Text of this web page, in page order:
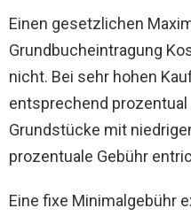
Einen gesetzlichen
Grundbucheintragung
nicht. Bei sehr hohen
entsprechend
Grundstücke mit
prozentuale Gebühr
Eine fixe Minimalgebühr